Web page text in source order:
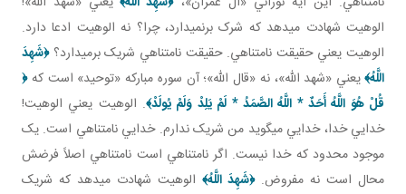
الوهيت شهادت مي دهد که شرک برنمي دارد، چرا؟ نه الوهيت ادعا دارد.
الوهيت يعني حقيقت نامتناهي. حقيقت نامتناهي شريک برمي دارد؟﴿شَهِدَ
اللَّهُ﴾يعني «شهد الله»، نه «قال الله»؛ آن سوره مبارکه «توحيد» است که﴿
قُلْ هُوَ اللَّهُ أَحَدٌ * اللَّهُ الصَّمَدُ * لَمْ يَلِدْ وَلَمْ يُولَدْ﴾. الوهيت يعني الوهيت!
خدايي خدا، خدايي مي گويد من شريک ندارم. خدايي نامتناهي است. يک
موجود محدود که خدا نيست. اگر نامتناهي است نامتناهي اصلاً فرضش
محال است نه مفروض.﴿شَهِدَ اللَّهُ﴾ الوهيت شهادت مي دهد که شريک